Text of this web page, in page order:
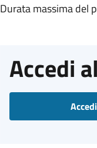
Durata massima del
Accedi